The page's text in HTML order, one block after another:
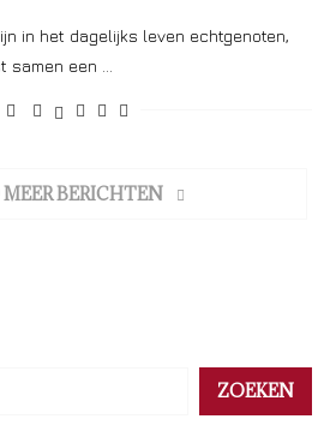
in het dagelijks leven echtgenoten,
samen een …
BERICHTEN
ZOEKEN